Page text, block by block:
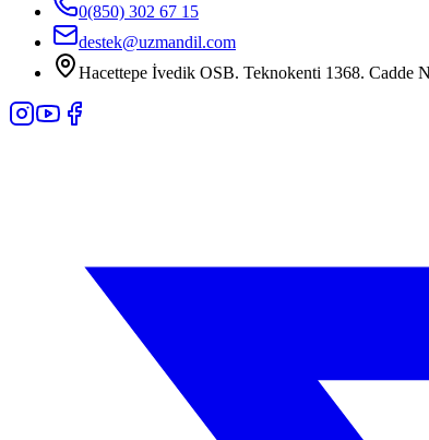
0(850) 302 67 15
destek@uzmandil.com
Hacettepe İvedik OSB. Teknokenti 1368.